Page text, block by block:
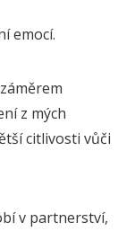
emocí.
z mých
citlivosti vůči
v partnerství,